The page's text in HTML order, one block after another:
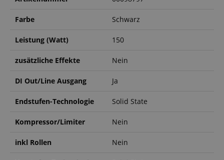
Farbe Schwarz
Leistung (Watt) 150
zusätzliche Effekte Nein
DI Out/Line Ausgang Ja
Endstufen-Technologie Solid State
Kompressor/Limiter Nein
inkl Rollen Nein